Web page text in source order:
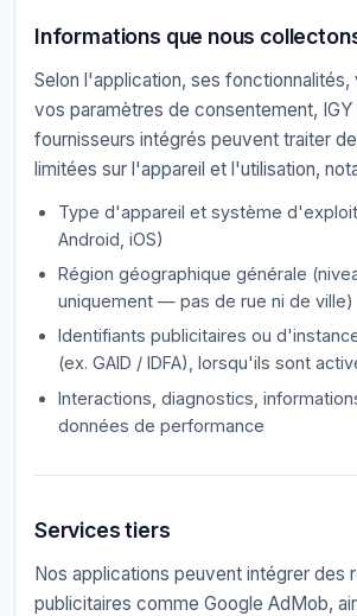
Informations que nous
Selon l'application, ses
vos paramètres de consentement,
fournisseurs intégrés peuvent traiter
limitées sur l'appareil et l'utilisation,
Type d'appareil et système
Android, iOS)
Région géographique générale
uniquement — pas de rue ni de ville)
Identifiants publicitaires ou
(ex. GAID / IDFA), lorsqu'ils sont
Interactions, diagnostics,
données de performance
Services tiers
Nos applications peuvent intégrer des
publicitaires comme Google AdMob,